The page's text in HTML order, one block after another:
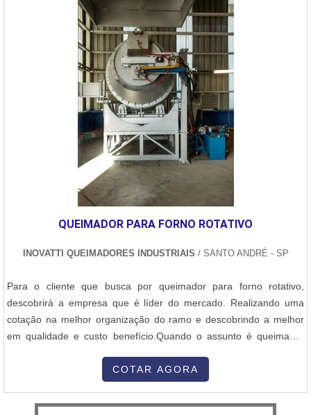
QUEIMADOR PARA FORNO ROTATIVO
INOVATTI QUEIMADORES INDUSTRIAIS / SANTO ANDRÉ - SP
Para o cliente que busca por queimador para forno rotativo,
descobrirá a empresa que é líder do mercado. Realizando uma
cotação na melhor organização do ramo e descobrindo a melhor
em qualidade e custo benefício.Quando o assunto é queimador
encontrar proteção com soluções para estufas, fornos e
FORNO ROTATIVOA Inovatti Queimad...
COTAR AGORA